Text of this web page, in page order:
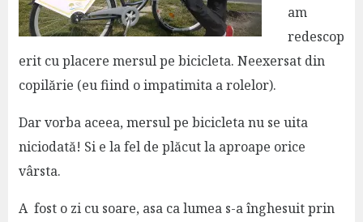
am
redescop
erit cu placere mersul pe bicicleta. Neexersat din
copilărie (eu fiind o impatimita a rolelor).
Dar vorba aceea, mersul pe bicicleta nu se uita
niciodată! Si e la fel de plăcut la aproape orice
vârsta.
A fost o zi cu soare, asa ca lumea s-a înghesuit prin